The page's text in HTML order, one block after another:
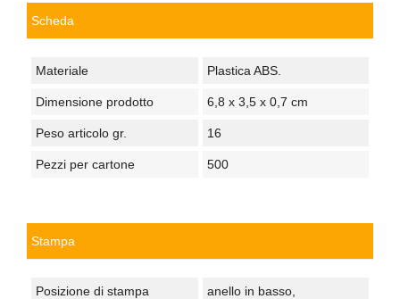
Scheda
Materiale Plastica ABS.
Dimensione prodotto 6,8 x 3,5 x 0,7 cm
Peso articolo gr. 16
Pezzi per cartone 500
Stampa
Posizione di stampa
anello in basso,